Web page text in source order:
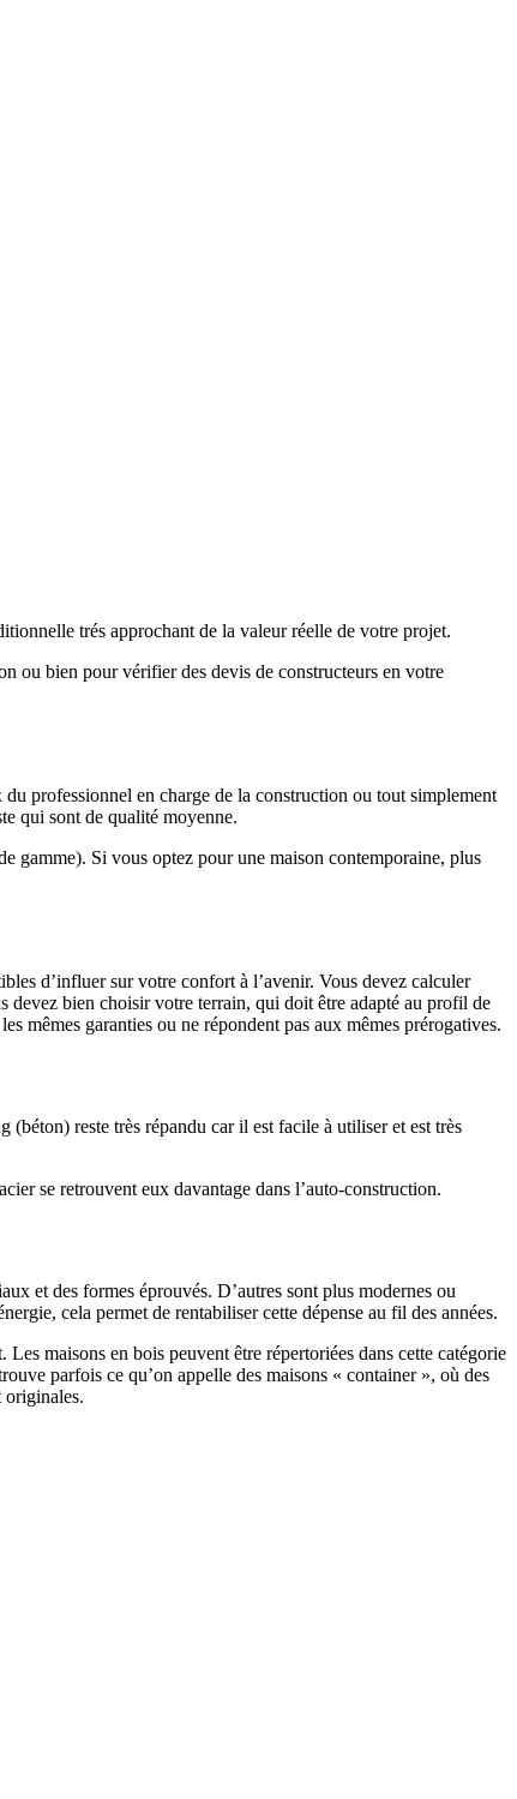
trés approchant de la valeur réelle de votre projet.
ou bien pour vérifier des devis de constructeurs en votre
professionnel en charge de la construction ou tout simplement
qui sont de qualité moyenne.
gamme). Si vous optez pour une maison contemporaine, plus
d’influer sur votre confort à l’avenir. Vous devez calculer
devez bien choisir votre terrain, qui doit être adapté au profil de
mêmes garanties ou ne répondent pas aux mêmes prérogatives.
reste très répandu car il est facile à utiliser et est très
se retrouvent eux davantage dans l’auto-construction.
et des formes éprouvés. D’autres sont plus modernes ou
cela permet de rentabiliser cette dépense au fil des années.
maisons en bois peuvent être répertoriées dans cette catégorie
parfois ce qu’on appelle des maisons « container », où des
originales.